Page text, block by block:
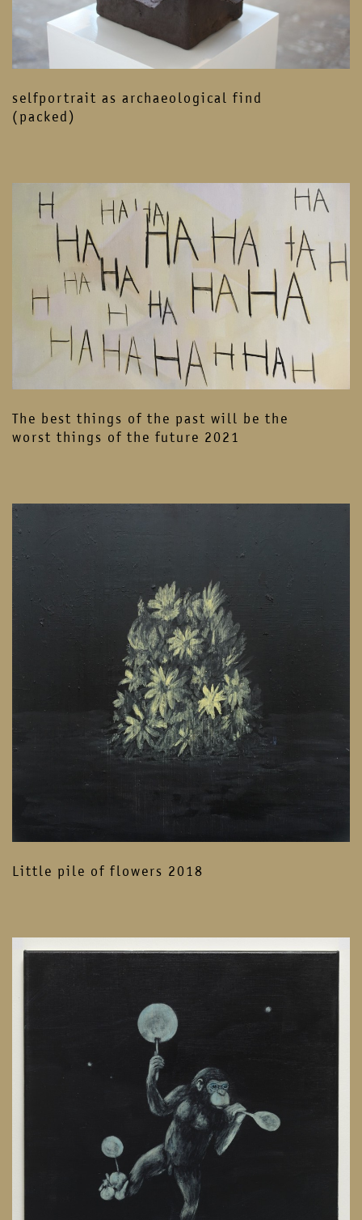
selfportrait as archaeological find
(packed)
The best things of the past will be the
worst things of the future 2021
Little pile of flowers 2018